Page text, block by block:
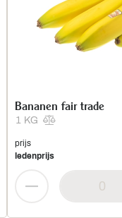
1 KG
Bananen fair trade
prijs
ledenprijs